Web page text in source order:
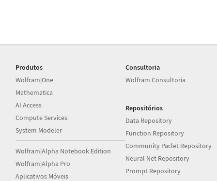
Produtos
Wolfram|One
Mathematica
AI Access
Compute Services
System Modeler
Wolfram|Alpha Notebook Edition
Wolfram|Alpha Pro
Aplicativos Móveis
Consultoria
Wolfram Consultoria
Repositórios
Data Repository
Function Repository
Community Paclet Repository
Neural Net Repository
Prompt Repository